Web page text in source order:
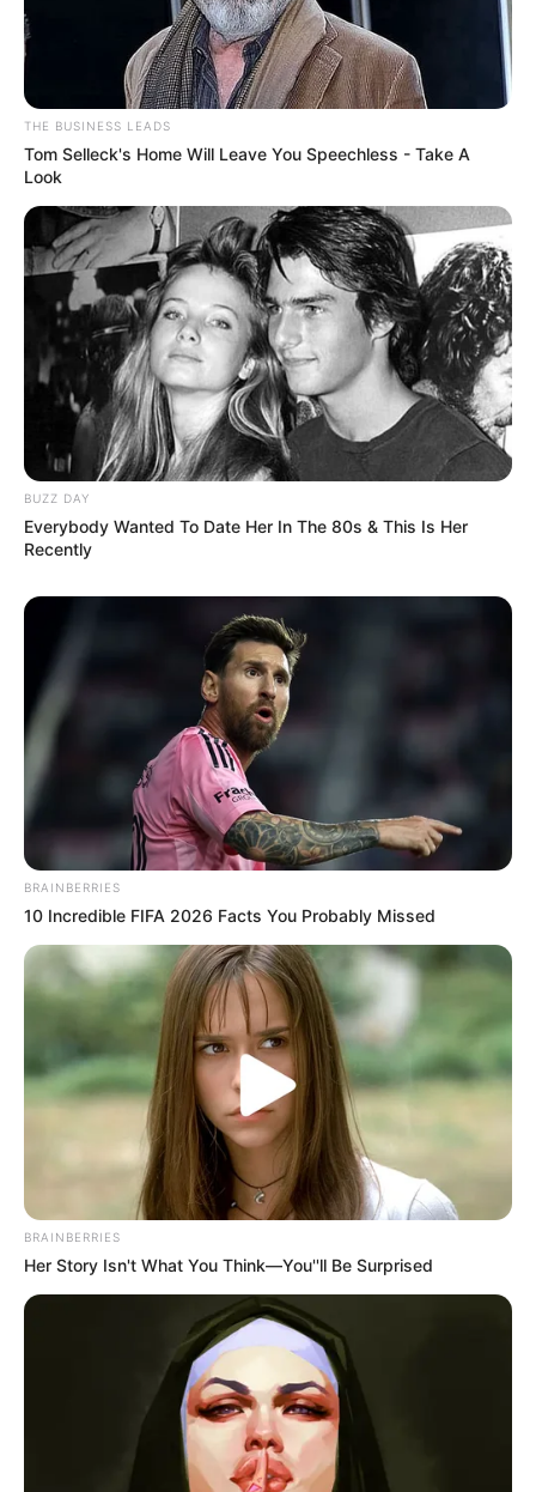
Salshabilla Adriani Haico Van der Veken
TULIS KOMENTAR
Alamat email Anda tidak akan dipublikasikan.
THE BUSINESS LEADS
Tom Selleck's Home Will Leave You Speechless - Take A
Look
BUZZ DAY
Everybody Wanted To Date Her In The 80s & This Is Her
Recently
BRAINBERRIES
10 Incredible FIFA 2026 Facts You Probably Missed
BRAINBERRIES
Her Story Isn't What You Think—You''ll Be Surprised